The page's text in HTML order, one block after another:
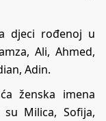
djeci rođenoj u
Ali, Ahmed,
Adin.
ženska imena
Milica, Sofija,